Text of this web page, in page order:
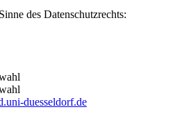
des Datenschutzrechts:
duesseldorf.de